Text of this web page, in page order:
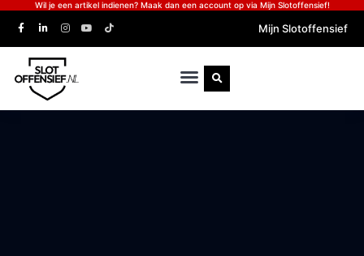
Wil je een artikel indienen? Maak dan een account op via Mijn Slotoffensief!
Mijn Slotoffensief